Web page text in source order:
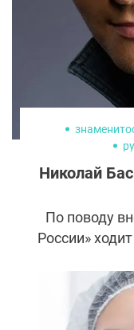
Николай
По поводу
России»
красота
другие
серьезно